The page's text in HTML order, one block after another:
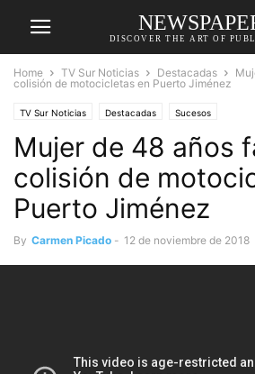
DISCOVER THE ART OF
Home TV Sur Noticias Destacadas
colisión de motocicletas en Puerto Jiménez
TV Sur Noticias Destacadas Sucesos
Mujer de 48 años
colisión de
Puerto Jiménez
By Carmen Picado - 12 de noviembre de 2018